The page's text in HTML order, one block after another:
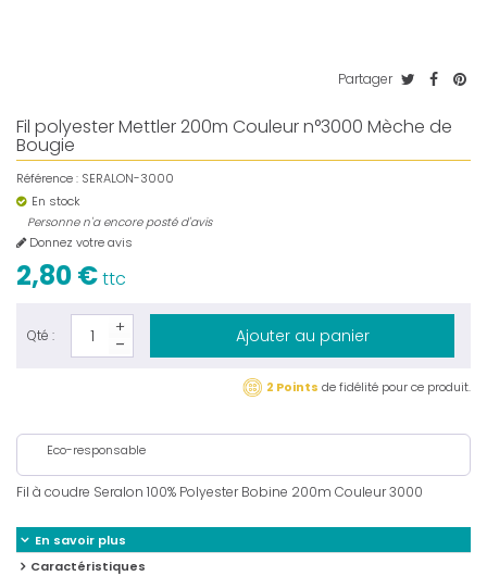
Partager
Fil polyester Mettler 200m Couleur n°3000 Mèche de
Bougie
Référence : SERALON-3000
En stock
Personne n'a encore posté d'avis
Donnez votre avis
2,80 €ttc
Qté : Ajouter au panier
2 Points de fidélité pour ce produit.
Eco-responsable
Fil à coudre Seralon 100% Polyester Bobine 200m Couleur 3000
En savoir plus
Caractéristiques